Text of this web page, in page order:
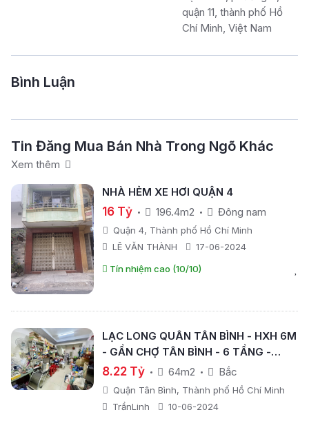
quận 11, thành phố Hồ
Chí Minh, Việt Nam
Bình Luận
Tin Đăng Mua Bán Nhà Trong Ngõ Khác
Xem thêm
NHÀ HẺM XE HƠI QUẬN 4
16 Tỷ 196.4m2 Đông nam
Quận 4, Thành phố Hồ Chí Minh
LÊ VĂN THÀNH
17-06-2024
Tín nhiệm cao (10/10)
LẠC LONG QUÂN TÂN BÌNH - HXH 6M
- GẦN CHỢ TÂN BÌNH - 6 TẦNG -
64M2 - NỞ HẬU - GIÁ CHỈ NHỈNH 8TỶ
8.22 Tỷ 64m2 Bắc
Quận Tân Bình, Thành phố Hồ Chí Minh
TrầnLinh
10-06-2024